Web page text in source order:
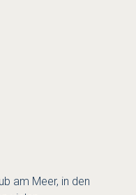
am Meer, in den